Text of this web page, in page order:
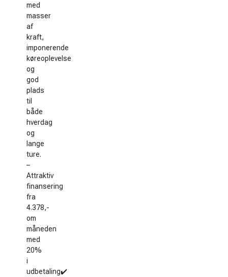
med
masser
af
kraft,
imponerende
køreoplevelse
og
god
plads
til
både
hverdag
og
lange
ture.
–
Attraktiv
finansering
fra
4.378,-
om
måneden
med
20%
i
udbetaling✔️